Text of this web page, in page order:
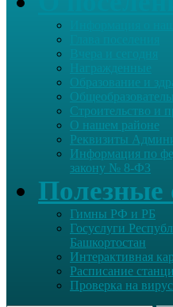
Награжденные
Образование и
Строительство и
О нашем районе
Реквизиты
Информация по
закону № 8-ФЗ
Полезные
Гимны РФ и РБ
Госуслуги
Башкортостан
Интерактивная
Расписание
Проверка на